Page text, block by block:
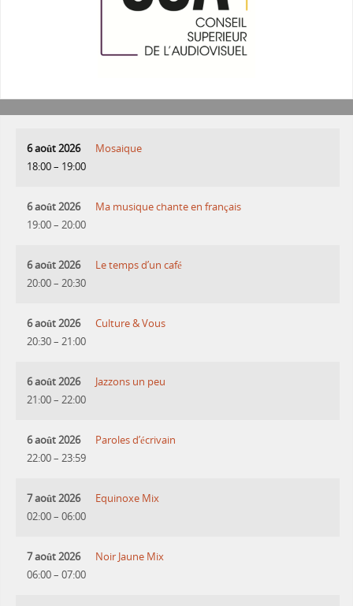
6 août 2026
18:00– 19:00
Mosaique
6 août 2026
19:00– 20:00
Ma musique chante en français
6 août 2026
20:00– 20:30
Le temps d’un café
6 août 2026
20:30– 21:00
Culture & Vous
6 août 2026
21:00– 22:00
Jazzons un peu
6 août 2026
22:00– 23:59
Paroles d’écrivain
7 août 2026
02:00– 06:00
Equinoxe Mix
7 août 2026
06:00– 07:00
Noir Jaune Mix